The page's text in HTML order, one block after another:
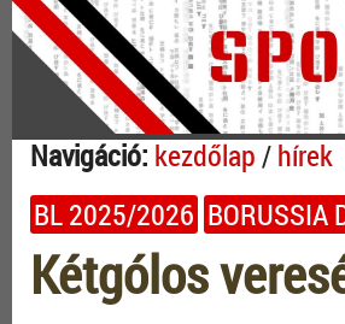
Navigáció: kezdőlap/hírek
BL 2025/2026 BORUSSIA
Kétgólos